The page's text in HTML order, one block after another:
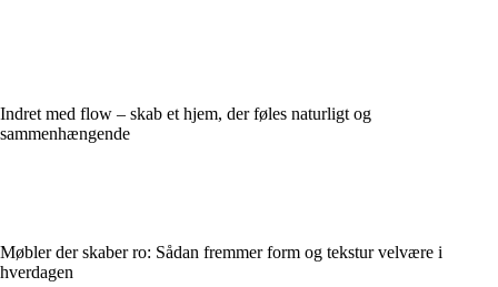
Indret med flow – skab et hjem, der føles naturligt og
sammenhængende
Møbler der skaber ro: Sådan fremmer form og tekstur velvære i
hverdagen